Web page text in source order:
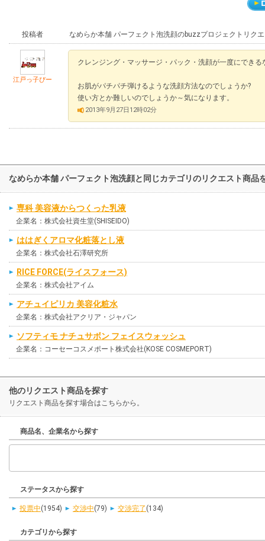
投稿者 なめらか本舗 パーフェクト泡洗顔のbuzzプロジェクトリク
江戸っ子ぴー
クレンジング・マッサージ・パック・洗顔が一度にでき
お肌がパチパチ弾けるような洗顔方法なのでしょうか?
使い方とか難しいのでしょうか～気になります。
2013年9月27日12時02分
なめらか本舗 パーフェクト泡洗顔と同じカテゴリのリクエスト商品
専科 美容液からつくった乳液
企業名：株式会社資生堂(SHISEIDO)
ははぎくアロマ化粧落とし液
企業名：株式会社石澤研究所
RICE FORCE(ライスフォース)
企業名：株式会社アイム
アチュイピリカ 美容化粧水
企業名：株式会社アクリア・ジャパン
ソフティモ ナチュサボン フェイスウォッシュ
企業名：コーセーコスメポート株式会社(KOSE COSMEPORT)
他のリクエスト商品を探す
リクエスト商品を探す場合はこちらから。
商品名、企業名から探す
ステータスから探す
投票中(1954) 交渉中(79) 交渉完了 (134)
カテゴリから探す